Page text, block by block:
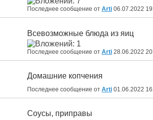
Последнее сообщение от Arti 06.07.2022
Всевозможные блюда из яиц
Последнее сообщение от Arti 28.06.2022
Домашние копчения
Последнее сообщение от Arti 01.06.2022
Соусы, приправы